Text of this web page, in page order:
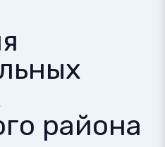
района